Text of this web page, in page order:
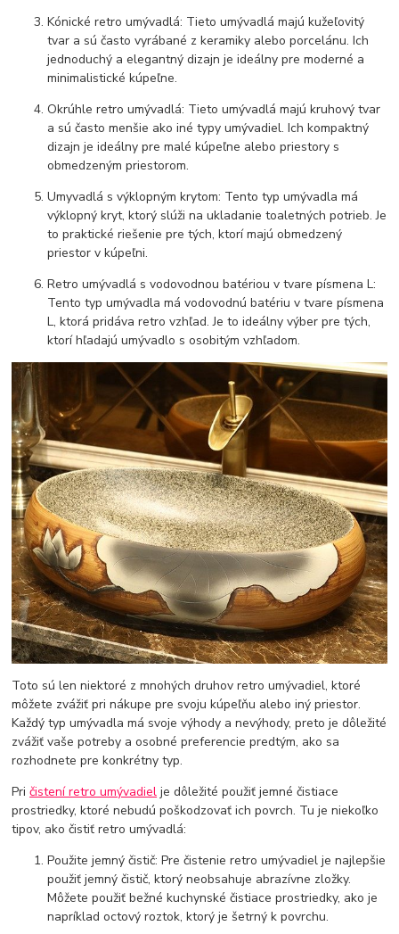
Kónické retro umývadlá: Tieto umývadlá majú kužeľovitý
tvar a sú často vyrábané z keramiky alebo porcelánu. Ich
jednoduchý a elegantný dizajn je ideálny pre moderné a
minimalistické kúpeľne.
Okrúhle retro umývadlá: Tieto umývadlá majú kruhový tvar
a sú často menšie ako iné typy umývadiel. Ich kompaktný
dizajn je ideálny pre malé kúpeľne alebo priestory s
obmedzeným priestorom.
Umyvadlá s výklopným krytom: Tento typ umývadla má
výklopný kryt, ktorý slúži na ukladanie toaletných potrieb. Je
to praktické riešenie pre tých, ktorí majú obmedzený
priestor v kúpeľni.
Retro umývadlá s vodovodnou batériou v tvare písmena L:
Tento typ umývadla má vodovodnú batériu v tvare písmena
L, ktorá pridáva retro vzhľad. Je to ideálny výber pre tých,
ktorí hľadajú umývadlo s osobitým vzhľadom.
Toto sú len niektoré z mnohých druhov retro umývadiel, ktoré
môžete zvážiť pri nákupe pre svoju kúpeľňu alebo iný priestor.
Každý typ umývadla má svoje výhody a nevýhody, preto je dôležité
zvážiť vaše potreby a osobné preferencie predtým, ako sa
rozhodnete pre konkrétny typ.
Pričistení retro umývadiel je dôležité použiť jemné čistiace
prostriedky, ktoré nebudú poškodzovať ich povrch. Tu je niekoľko
tipov, ako čistiť retro umývadlá:
Použite jemný čistič: Pre čistenie retro umývadiel je najlepšie
použiť jemný čistič, ktorý neobsahuje abrazívne zložky.
Môžete použiť bežné kuchynské čistiace prostriedky, ako je
napríklad octový roztok, ktorý je šetrný k povrchu.